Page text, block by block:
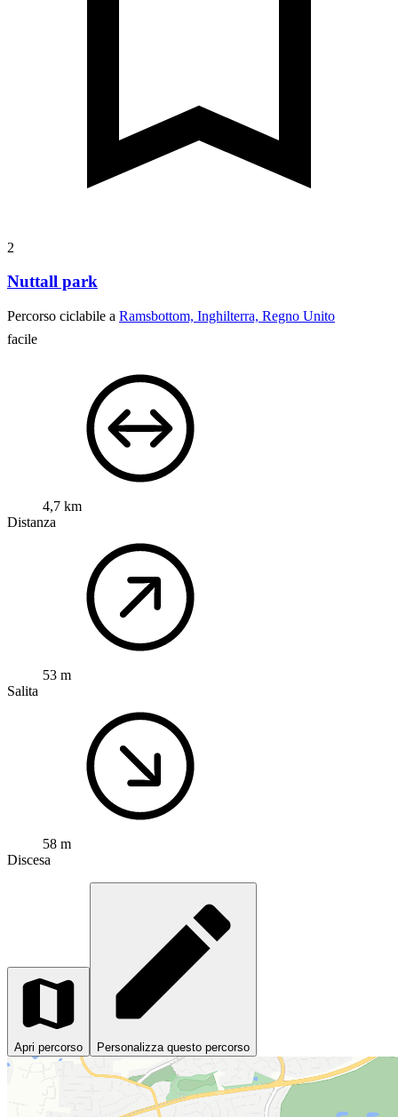
2
Nuttall park
Percorso ciclabile a Ramsbottom, Inghilterra, Regno Unito
facile
4,7 km
Distanza
53 m
Salita
58 m
Discesa
Apri percorso Personalizza questo percorso